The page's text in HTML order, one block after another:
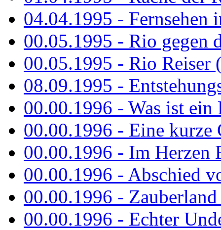
04.04.1995 - Fernsehen
00.05.1995 - Rio gegen
00.05.1995 - Rio Reiser
08.09.1995 -
00.00.1996 - Was ist ein
00.00.1996 - Eine kurze
00.00.1996 - Im Herzen
00.00.1996 - Abschied
00.00.1996 -
00.00.1996 - Echter